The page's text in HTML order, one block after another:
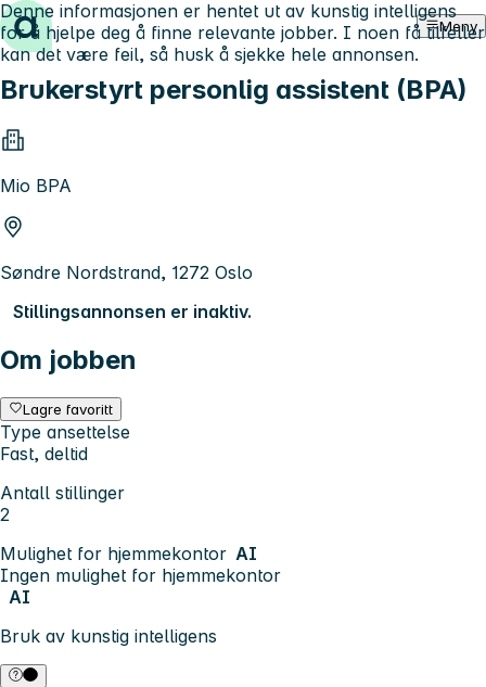
Hopp til innhold Meny
Brukerstyrt personlig assistent (BPA)
Mio BPA
Søndre Nordstrand, 1272 Oslo
Stillingsannonsen er inaktiv.
Om jobben
Lagre favoritt
Type ansettelse
Fast, deltid
Antall stillinger
2
Mulighet for hjemmekontor AI
Ingen mulighet for hjemmekontor
AI
Bruk av kunstig intelligens
Denne informasjonen er hentet ut av kunstig intelligens
for å hjelpe deg å finne relevante jobber. I noen få tilfeller
kan det være feil, så husk å sjekke hele annonsen.